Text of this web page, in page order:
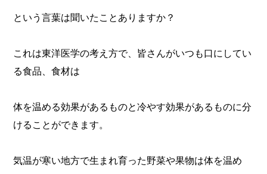
という言葉は聞いたことありますか？
これは東洋医学の考え方で、皆さんがいつも口にしてい
る食品、食材は
体を温める効果があるものと冷やす効果があるものに分
けることができます。
気温が寒い地方で生まれ育った野菜や果物は体を温め